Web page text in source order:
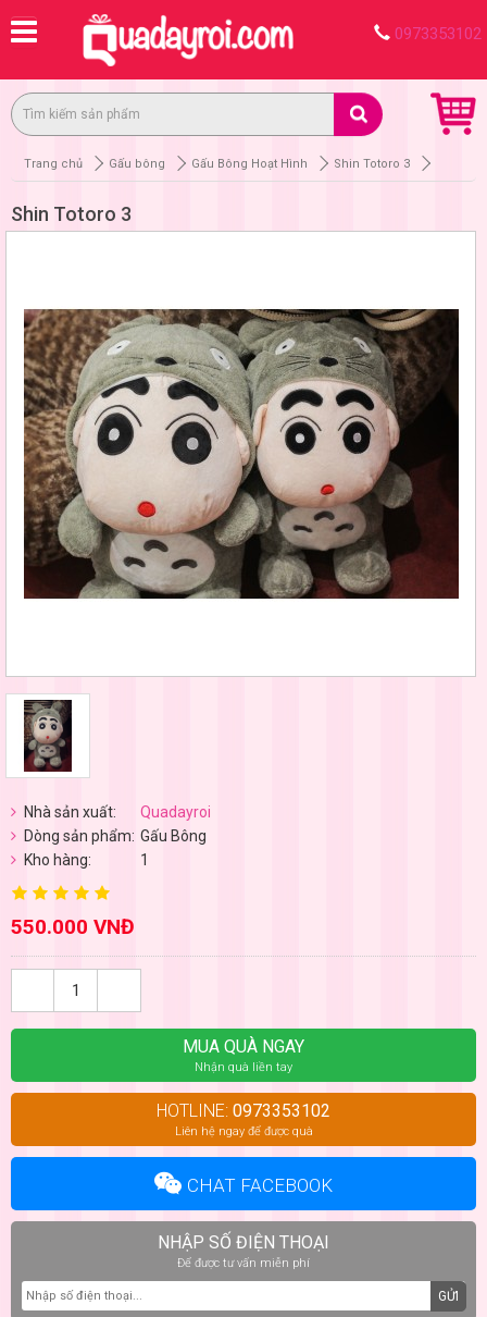
0973353102
Trang chủ Gấu bông Gấu Bông Hoạt Hình Shin Totoro 3
Shin Totoro 3
Nhà sản xuất:
Quadayroi
Dòng sản phẩm: Gấu Bông
Kho hàng:
1
550.000 VNĐ
MUA QUÀ NGAY
Nhận quà liền tay
HOTLINE: 0973353102
Liên hệ ngay để được quà
CHAT FACEBOOK
NHẬP SỐ ĐIỆN THOẠI
Để được tư vấn miễn phí
GỬI